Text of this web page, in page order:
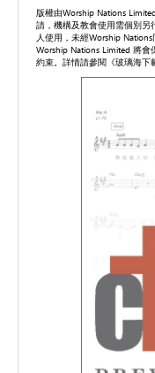
版權由Worship Nations
請，機構及教會使用需個別另
人使用，未經Worship
Worship Nations Limited 將
約束。詳情請參閱《玻璃海下